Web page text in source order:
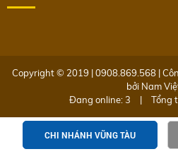
Copyright © 2019 | 0908.869.568 |
bởi Nam
Đang online: 3
| Tổng
CHI NHÁNH VŨNG TÀU